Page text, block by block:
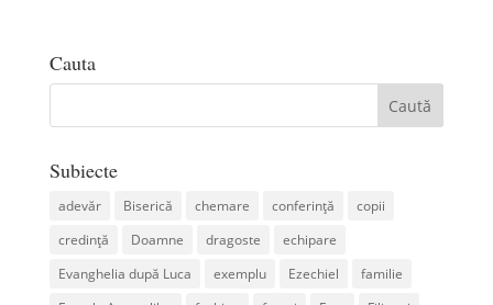
Cauta
Subiecte
adevăr Biserică chemare conferință
copii
credință
Doamne dragoste
echipare
Evanghelia după Luca
exemplu Ezechiel
familie